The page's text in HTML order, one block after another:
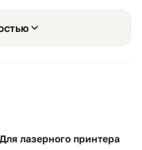
В картридже
сброса, а не
Для лазерного принтера